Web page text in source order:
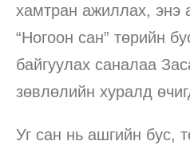
хамтран ажиллах, энэ
“Ногоон сан” төрийн
байгуулах саналаа
зөвлөлийн хуралд
Уг сан нь ашгийн бус,